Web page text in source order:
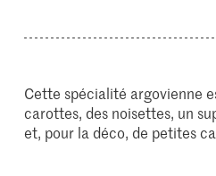
Cette spécialité argovienne
carottes, des noisettes, un
et, pour la déco, de petites